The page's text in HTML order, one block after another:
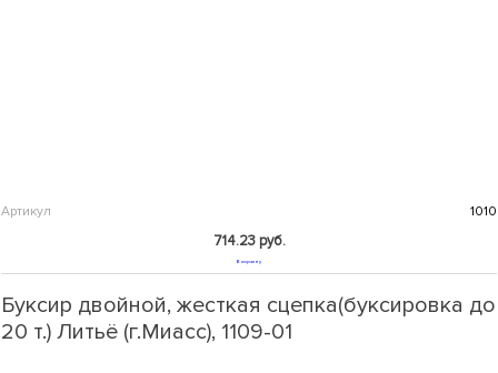
Артикул 1010
714.23 руб.
В корзину
Буксир двойной, жесткая сцепка(буксировка до
20 т.) Литьё (г.Миасс), 1109-01